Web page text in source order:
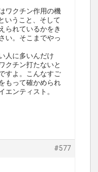
ワクチン作用の機
いうこと、そして
られているかをき
い。そこまでやっ
人に多いんだけ
クチン打たないと
すよ。こんなすご
もって確かめられ
エンティスト。
#577